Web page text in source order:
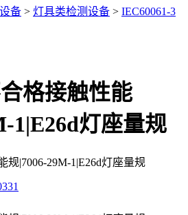
备 > 灯具类检测设备 > IEC60061-3
格接触性能
1|E26d灯座量规
规|7006-29M-1|E26d灯座量规